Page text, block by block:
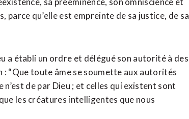
qu’elle est empreinte de sa justice, de sa
a établi un ordre et délégué son autorité à des
: “Que toute âme se soumette aux autorités
n’est de par Dieu ; et celles qui existent sont
les créatures intelligentes que nous